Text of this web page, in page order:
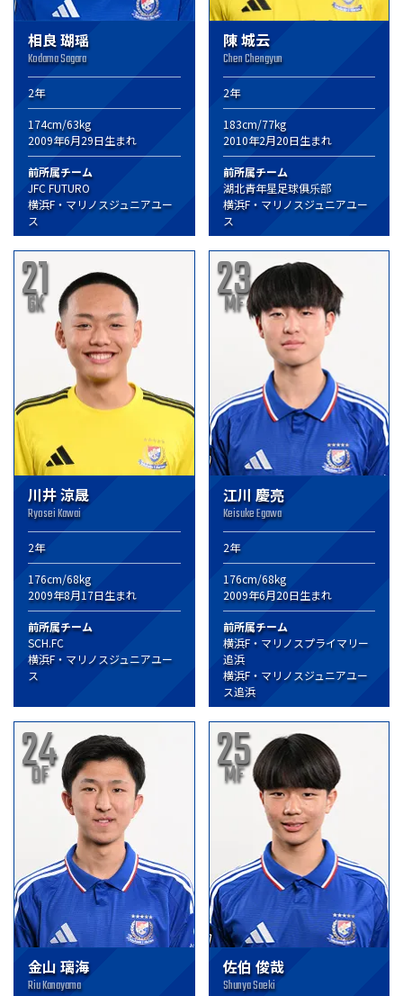
相良 瑚瑶
Kodama Sagara
2年
174cm/63kg
2009年6月29日生まれ
前所属チーム
JFC FUTURO
横浜F・マリノスジュニアユー
ス
陳 城云
Chen Chengyun
2年
183cm/77kg
2010年2月20日生まれ
前所属チーム
湖北青年星足球俱乐部
横浜F・マリノスジュニアユー
ス
21
GK
川井 涼晟
Ryosei Kawai
2年
176cm/68kg
2009年8月17日生まれ
前所属チーム
SCH.FC
横浜F・マリノスジュニアユー
ス
23
MF
江川 慶亮
Keisuke Egawa
2年
176cm/68kg
2009年6月20日生まれ
前所属チーム
横浜F・マリノスプライマリー
追浜
横浜F・マリノスジュニアユー
ス追浜
24
DF
金山 璃海
Riu Kanayama
25
MF
佐伯 俊哉
Shunya Saeki